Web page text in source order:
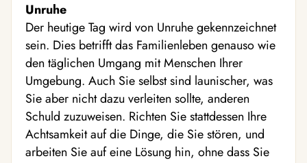
Unruhe
Der heutige Tag wird von Unruhe gekennzeichnet
sein. Dies betrifft das Familienleben genauso wie
den täglichen Umgang mit Menschen Ihrer
Umgebung. Auch Sie selbst sind launischer, was
Sie aber nicht dazu verleiten sollte, anderen
Schuld zuzuweisen. Richten Sie stattdessen Ihre
Achtsamkeit auf die Dinge, die Sie stören, und
arbeiten Sie auf eine Lösung hin, ohne dass Sie